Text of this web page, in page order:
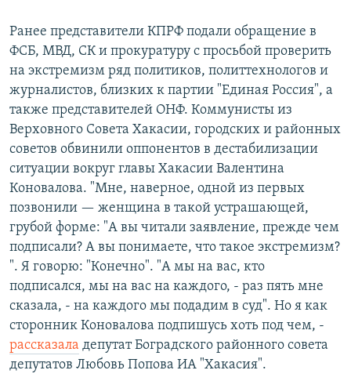
Ранее представители КПРФ подали обращение в
ФСБ, МВД, СК и прокуратуру с просьбой проверить
на экстремизм ряд политиков, политтехнологов и
журналистов, близких к партии "Единая Россия", а
также представителей ОНФ. Коммунисты из
Верховного Совета Хакасии, городских и районных
советов обвинили оппонентов в дестабилизации
ситуации вокруг главы Хакасии Валентина
Коновалова. "Мне, наверное, одной из первых
позвонили — женщина в такой устрашающей,
грубой форме: "А вы читали заявление, прежде чем
подписали? А вы понимаете, что такое экстремизм?
". Я говорю: "Конечно". "А мы на вас, кто
подписался, мы на вас на каждого, - раз пять мне
сказала, - на каждого мы подадим в суд". Но я как
сторонник Коновалова подпишусь хоть под чем, -
рассказала депутат Боградского районного совета
депутатов Любовь Попова ИА "Хакасия".